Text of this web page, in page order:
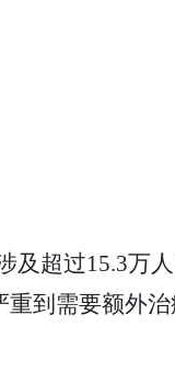
及超过15.3万
重到需要额外